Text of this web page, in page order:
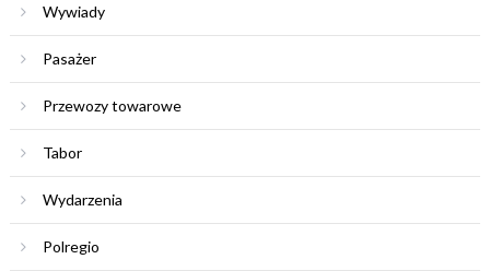
Wywiady
Pasażer
Przewozy towarowe
Tabor
Wydarzenia
Polregio